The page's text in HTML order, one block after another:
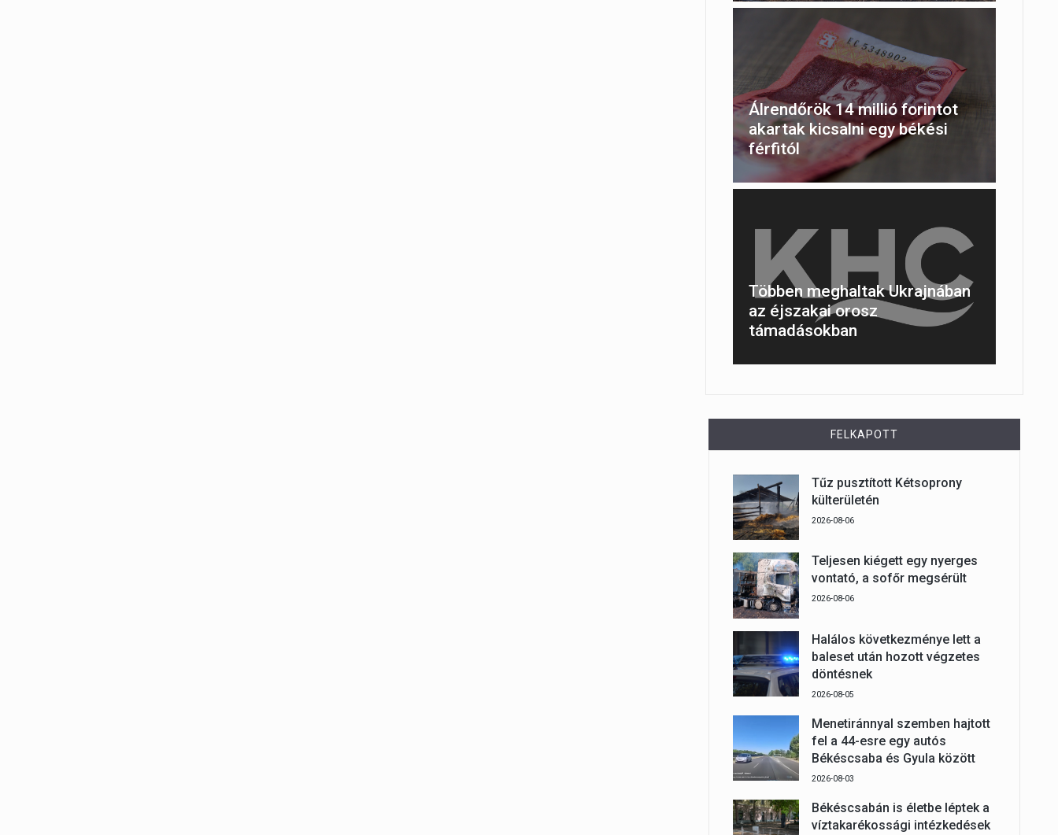
Álrendőrök 14 millió forintot
akartak kicsalni egy békési
férfitól
Többen meghaltak Ukrajnában
az éjszakai orosz
támadásokban
FELKAPOTT
Tűz pusztított Kétsoprony
külterületén
2026-08-06
Teljesen kiégett egy nyerges
vontató, a sofőr megsérült
2026-08-06
Halálos következménye lett a
baleset után hozott végzetes
döntésnek
2026-08-05
Menetiránnyal szemben hajtott
fel a 44-esre egy autós
Békéscsaba és Gyula között
2026-08-03
Békéscsabán is életbe léptek a
víztakarékossági intézkedések